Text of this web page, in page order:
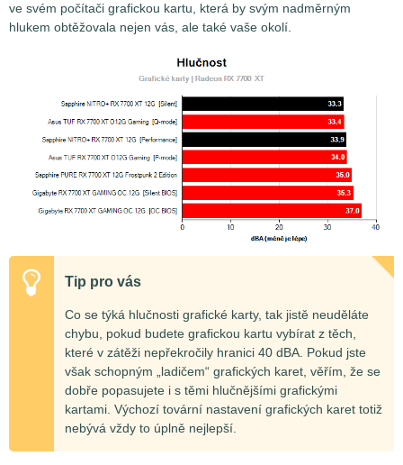
ve svém počítači grafickou kartu, která by svým nadměrným
hlukem obtěžovala nejen vás, ale také vaše okolí.
Tip pro vás
Co se týká hlučnosti grafické karty, tak jistě neuděláte
chybu, pokud budete grafickou kartu vybírat z těch,
které v zátěži nepřekročily hranici 40 dBA. Pokud jste
však schopným „ladičem“ grafických karet, věřím, že se
dobře popasujete i s těmi hlučnějšími grafickými
kartami. Výchozí tovární nastavení grafických karet totiž
nebývá vždy to úplně nejlepší.